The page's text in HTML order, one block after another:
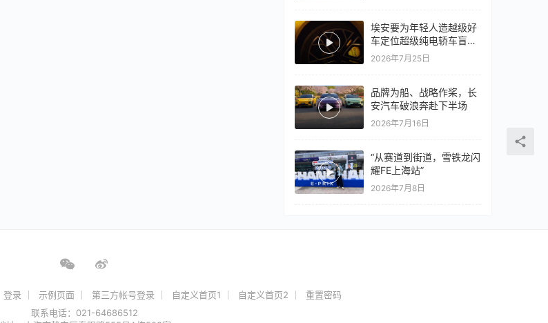
埃安要为年轻人造越级好
车定位超级纯电轿车盲猜
18万以上
2026年7月25日
品牌为船、战略作桨，长
安汽车破浪奔赴下半场
2026年7月16日
“从赛道到街道，雪铁龙闪
耀FE上海站”
2026年7月8日
登录 示例页面 第三方帐号登录 自定义首页1 自定义首页2
重置密码
联系电话：021-64686512